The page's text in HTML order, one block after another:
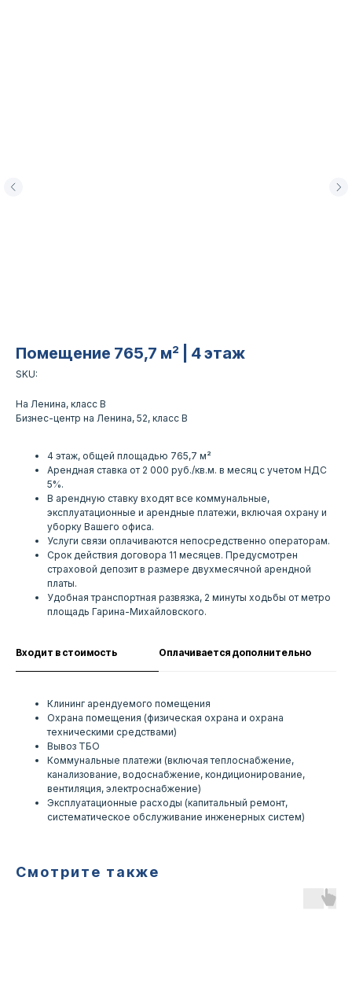
Помещение 765,7 м² | 4 этаж
SKU:
На Ленина, класс B
Бизнес-центр на Ленина, 52, класс B
4 этаж, общей площадью 765,7 м²
Арендная ставка от 2 000 руб./кв.м. в месяц с учетом НДС
5%.
В арендную ставку входят все коммунальные,
эксплуатационные и арендные платежи, включая охрану и
уборку Вашего офиса.
Услуги связи оплачиваются непосредственно операторам.
Срок действия договора 11 месяцев. Предусмотрен
страховой депозит в размере двухмесячной арендной
платы.
Удобная транспортная развязка, 2 минуты ходьбы от метро
площадь Гарина-Михайловского.
Входит в стоимость Оплачивается дополнительно
Клининг арендуемого помещения
Охрана помещения (физическая охрана и охрана
техническими средствами)
Вывоз ТБО
Коммунальные платежи (включая теплоснабжение,
канализование, водоснабжение, кондиционирование,
вентиляция, электроснабжение)
Эксплуатационные расходы (капитальный ремонт,
систематическое обслуживание инженерных систем)
Смотрите также